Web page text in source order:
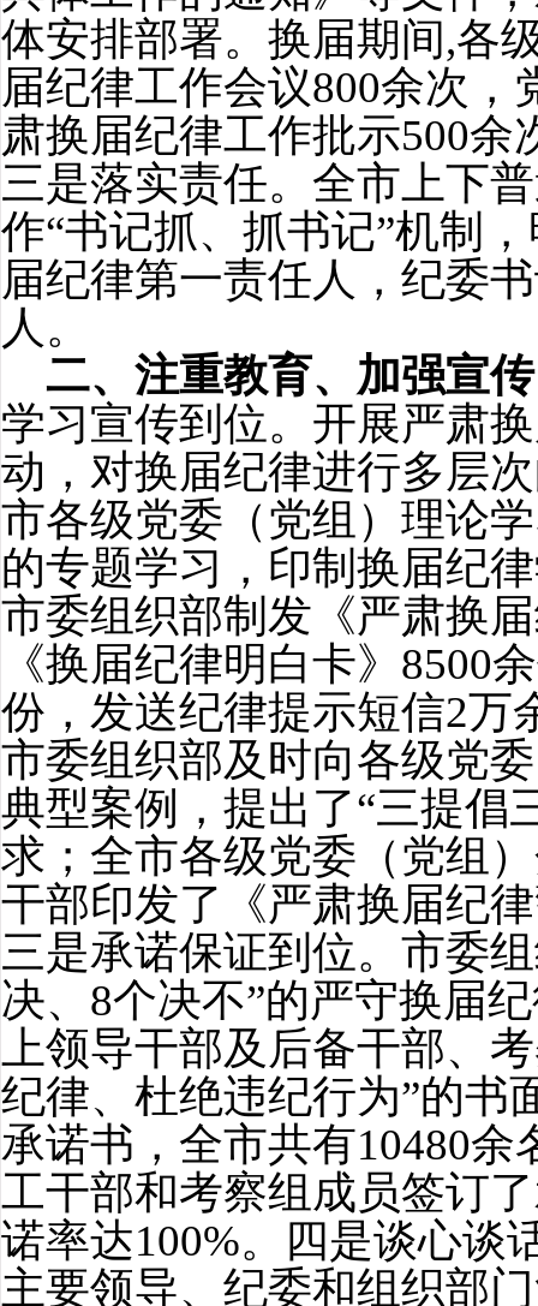
体安排部署。换届期间,各
届纪律工作会议800余次，
肃换届纪律工作批示500余
三是落实责任。全市上下
作“书记抓、抓书记”机制
届纪律第一责任人，纪委
人。
二、注重教育、加强宣
学习宣传到位。开展严肃
动，对换届纪律进行多层
市各级党委（党组）理论
的专题学习，印制换届纪
市委组织部制发《严肃换
《换届纪律明白卡》 8500
份，发送纪律提示短信2万
市委组织部及时向各级党
典型案例，提出了“三提倡
求；全市各级党委（党组
干部印发了《严肃换届纪
三是承诺保证到位。市委
决、 8个决不”的严守换届
上领导干部及后备干部、
纪律、杜绝违纪行为”的书
承诺书，全市共有10480余
工干部和考察组成员签订
诺率达100%。四是谈心谈
主要领导、纪委和组织部